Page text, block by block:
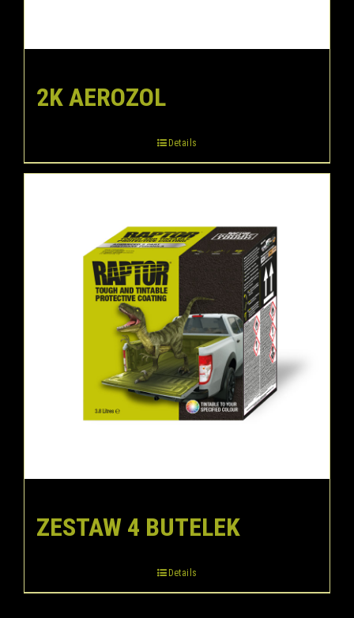
2K AEROZOL
Details
ZESTAW 4 BUTELEK
Details